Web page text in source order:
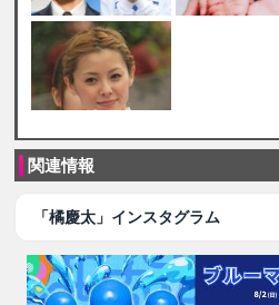
関連情報
「橘慶太」インスタグラム